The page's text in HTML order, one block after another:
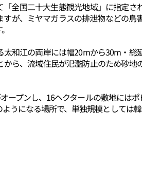
全国二十大生態観光地域」に指定
が、ミヤマガラスの排泄物などの
和江の両岸には幅20mから30m・
ら、流域住民が氾濫防止のため砂
ープンし、16ヘクタールの敷地には
うになる場所で、単独規模としては